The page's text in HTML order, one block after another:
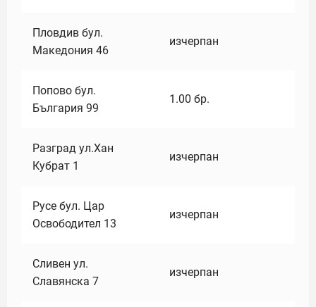
Пловдив бул.
Македония 46
изчерпан
Попово бул.
България 99
1.00 бр.
Разград ул.Хан
Кубрат 1
изчерпан
Русе бул. Цар
Освободител 13
изчерпан
Сливен ул.
Славянска 7
изчерпан